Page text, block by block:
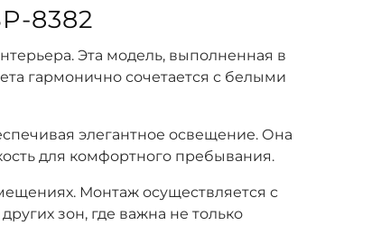
8382
Эта модель, выполненная в
гармонично сочетается с белыми
элегантное освещение. Она
для комфортного пребывания.
Монтаж осуществляется с
зон, где важна не только